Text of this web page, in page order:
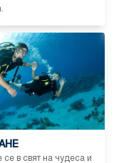
се в свят на чудеса и